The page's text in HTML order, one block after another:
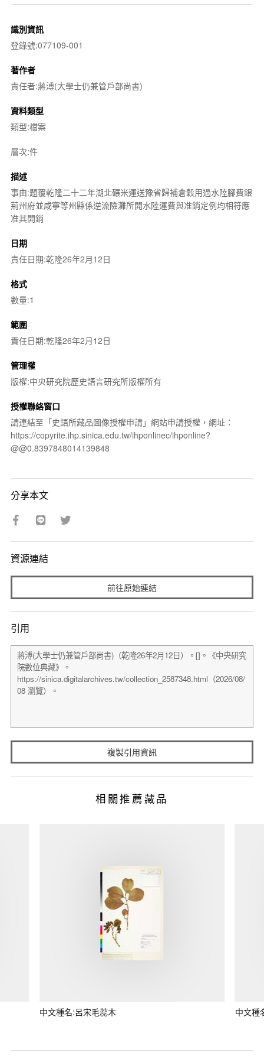
識別資訊
登錄號:077109-001
著作者
責任者:蔣溥(大學士仍兼管戶部尚書)
資料類型
類型:檔案
層次:件
描述
事由:題覆乾隆二十二年湖北碾米運送豫省歸補倉穀用過水陸腳費銀
荊州府並咸寧等州縣係逆流險灘所開水陸運費與准銷定例均相符應
准其開銷
日期
責任日期:乾隆26年2月12日
格式
數量:1
範圍
責任日期:乾隆26年2月12日
管理權
版權:中央研究院歷史語言研究所版權所有
授權聯絡窗口
請連結至「史語所藏品圖像授權申請」網站申請授權，網址：
https://copyrite.ihp.sinica.edu.tw/ihponlinec/ihponline?
@@0.8397848014139848
分享本文
資源連結
前往原始連結
引用
複製引用資訊
相關推薦藏品
中文種名:呂宋毛蕊木 中文種